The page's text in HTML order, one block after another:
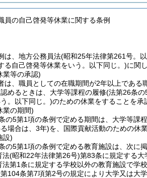
員の自己啓発等休業に関する条例
は、地方公務員法(昭和25年法律第261号。
る自己啓発等休業をいう。以下同じ。)に関
業等の承認)
は、職員としての在職期間が2年以上であ
認めるときは、大学等課程の履修(法第26条の
。以下同じ。)のための休業をすることを承
業の期間)
の5第1項の条例で定める期間は、大学等課
場合は、3年)を、国際貢献活動のための休
設)
の5第1項の条例で定める教育施設は、次に
法(昭和22年法律第26号)第83条に規定する大
法第1条に規定する学校以外の教育施設で学
104条第7項第2号の規定により大学又は大